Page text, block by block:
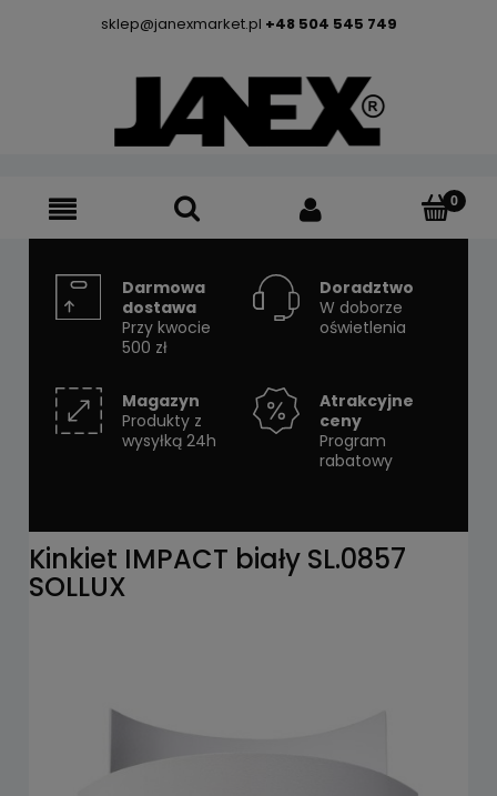
sklep@janexmarket.pl +48 504 545 749
Darmowa
dostawa
Przy kwocie
500 zł
Doradztwo
W doborze
oświetlenia
Magazyn
Produkty z
wysyłką 24h
Atrakcyjne
ceny
Program
rabatowy
Kinkiet IMPACT biały SL.0857
SOLLUX